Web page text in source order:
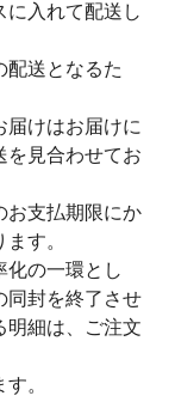
に入れて配送し
配送となるた
届けはお届けに
を見合わせてお
お支払期限にか
す。
化の一環とし
同封を終了させ
明細は、ご注文
。